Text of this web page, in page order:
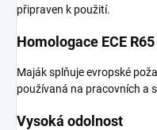
připraven k použití.
Homologace ECE R65
Maják splňuje evropské
používaná na pracovních a
Vysoká odolnost